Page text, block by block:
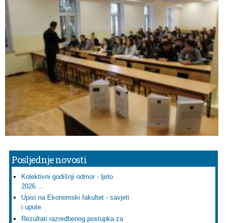
Posljednje novosti
Kolektivni godišnji odmor - ljeto
2026....
Upisi na Ekonomski fakultet - savjeti
i upute
Rezultati razredbenog postupka za